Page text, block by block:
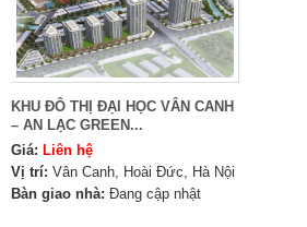
KHU ĐÔ THỊ ĐẠI HỌC VÂN CANH
– AN LẠC GREEN...
Giá: Liên hệ
Vị trí: Vân Canh, Hoài Đức, Hà Nội
Bàn giao nhà: Đang cập nhật